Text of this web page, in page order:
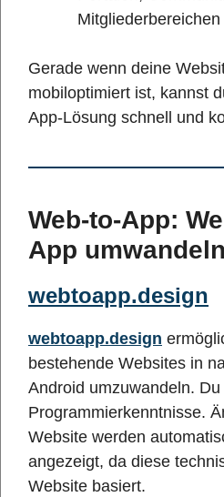
Mitgliederbereichen
Gerade wenn deine
mobiloptimiert ist, kannst
App-Lösung schnell und
Web-to-App:
App umwandeln
webtoapp.design
webtoapp.design
bestehende Websites in
Android umzuwandeln.
Programmierkenntnisse.
Website werden
angezeigt, da diese
Website basiert.